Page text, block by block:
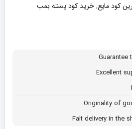
کود مایع,خرید کود پسته بمب
Guarantee
Excellent
Originality of
Falt delivery in the